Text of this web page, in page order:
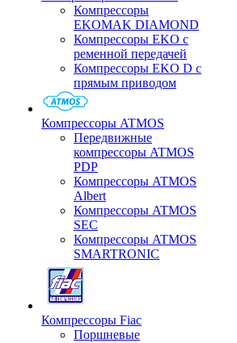
Компрессоры
EKOMAK DIAMOND
Компрессоры EKO c
ременной передачей
Компрессоры EKO D с
прямым приводом
Компрессоры ATMOS
Передвижные
компрессоры ATMOS
PDP
Компрессоры ATMOS
Albert
Компрессоры ATMOS
SEC
Компрессоры ATMOS
SMARTRONIC
Компрессоры Fiac
Поршневые